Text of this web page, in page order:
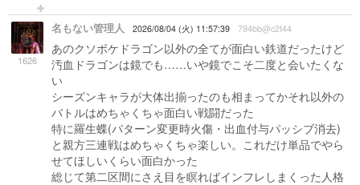
1626
名もない管理人 2026/08/04 (火) 11:57:39 794bb@c2f44
あのクソボケドラゴン以外の全てが面白い鉄道だったけど
汚血ドラゴンは鏡でも……いや鏡でこそ二度と会いたくな
い
シーズンキャラが大体出揃ったのも相まってかそれ以外の
バトルはめちゃくちゃ面白い戦闘だった
特に羅生蝶(パターン変更時火傷・出血付与パッシブ消去)
と親方三連戦はめちゃくちゃ楽しい。これだけ単品でやら
せてほしいくらい面白かった
総じて第二区間にさえ目を瞑ればインフレしまくった人格